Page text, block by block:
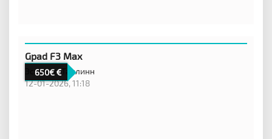
650€
Gpad F3 Max
Эстония, Таллинн
12-01-2026, 11:18